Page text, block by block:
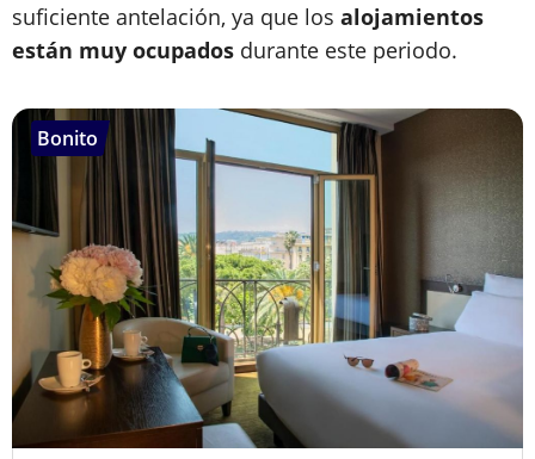
suficiente antelación, ya que los alojamientos
están muy ocupados durante este periodo.
Bonito